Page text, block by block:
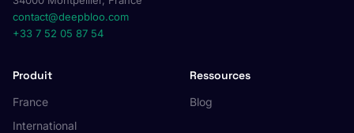
contact@deepbloo.com
+33 7 52 05 87 54
Produit
France
International
Ressources
Blog